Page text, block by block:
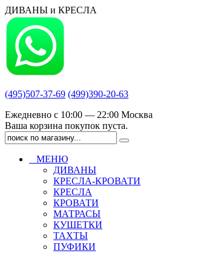
ДИВАНЫ и КРЕСЛА
(495)507-37-69 (499)390-20-63
Ежедневно с 10:00 — 22:00 Москва
Ваша корзина покупок пуста.
МЕНЮ
ДИВАНЫ
КРЕСЛА-КРОВАТИ
КРЕСЛА
КРОВАТИ
МАТРАСЫ
КУШЕТКИ
ТАХТЫ
ПУФИКИ